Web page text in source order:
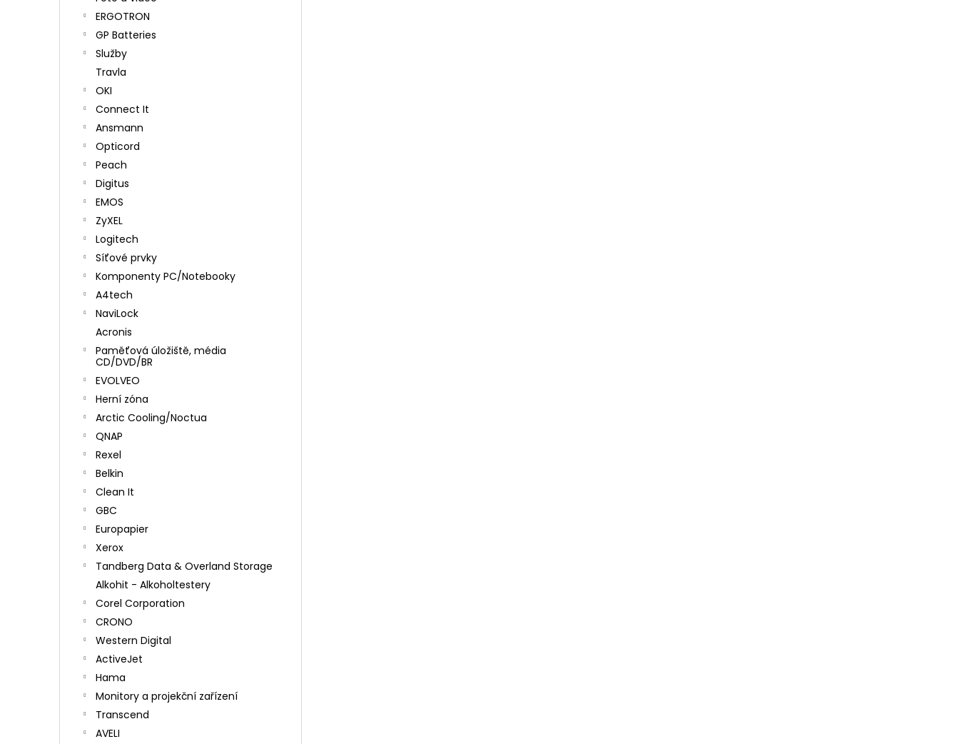
ERGOTRON
GP Batteries
Služby
Travla
OKI
Connect It
Ansmann
Opticord
Peach
Digitus
EMOS
ZyXEL
Logitech
Síťové prvky
Komponenty PC/Notebooky
A4tech
NaviLock
Acronis
Paměťová úložiště, média
CD/DVD/BR
EVOLVEO
Herní zóna
Arctic Cooling/Noctua
QNAP
Rexel
Belkin
Clean It
GBC
Europapier
Xerox
Tandberg Data & Overland Storage
Alkohit - Alkoholtestery
Corel Corporation
CRONO
Western Digital
ActiveJet
Hama
Monitory a projekční zařízení
Transcend
AVELI